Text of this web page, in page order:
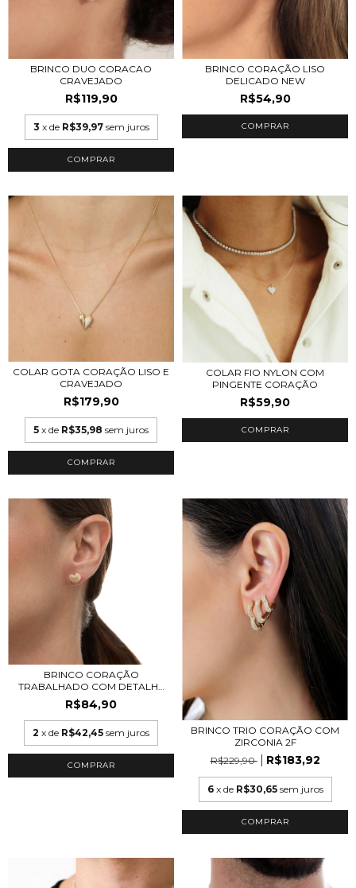
BRINCO DUO CORACAO
CRAVEJADO
R$119,90
3 x de R$39,97 sem juros
COMPRAR
BRINCO CORAÇÃO LISO
DELICADO NEW
R$54,90
COMPRAR
COLAR GOTA CORAÇÃO LISO E
CRAVEJADO
R$179,90
5 x de R$35,98 sem juros
COLAR FIO NYLON COM
PINGENTE CORAÇÃO
R$59,90
COMPRAR
BRINCO CORAÇÃO
TRABALHADO COM DETALHE
EM...
R$84,90
2 x de R$42,45 sem juros
COMPRAR
BRINCO TRIO CORAÇÃO COM
ZIRCONIA 2F
R$229,90
R$183,92
6 x de R$30,65 sem juros
COMPRAR